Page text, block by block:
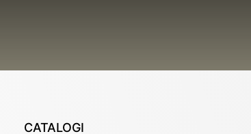
CATALOGI